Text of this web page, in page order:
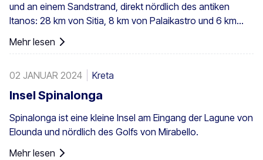
und an einem Sandstrand, direkt nördlich des antiken
Itanos: 28 km von Sitia, 8 km von Palaikastro und 6 km
von Toplou über die jeweiligen Straßen entfernt. Mit einer
Fläche von 200 Stremmata (50 Acres) besteht er aus den
Kolonie nicht nur in Griechenland, sondern in ganz Europa.
Ein ausreichend großer Bestand existiert auch in Preveli,
mit kleineren Gruppen an anderen Orten, z. B. in Agios
Nikitas. Die Palme kommt außerdem vereinzelt auf den
südwestlichen Ägäisinseln, auf Zypern und in der Türkei
vor.
Mehr lesen
02 JANUAR 2024 Kreta
Insel Spinalonga
Spinalonga ist eine kleine Insel am Eingang der Lagune von
Elounda und nördlich des Golfs von Mirabello.
Mehr lesen